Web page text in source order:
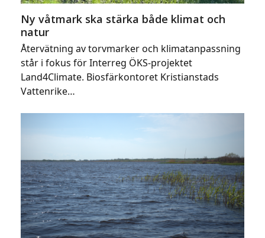
Ny våtmark ska stärka både klimat och
natur
Återvätning av torvmarker och klimatanpassning
står i fokus för Interreg ÖKS-projektet
Land4Climate. Biosfärkontoret Kristianstads
Vattenrike…